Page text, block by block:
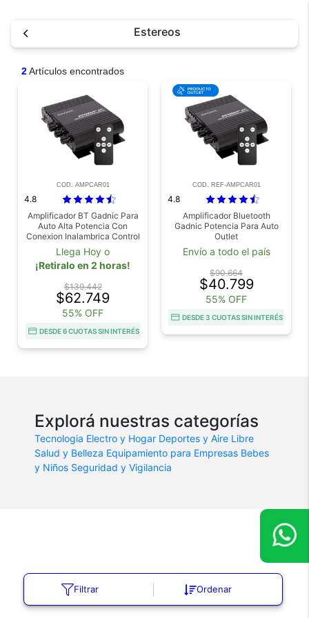
Estereos
2Artículos encontrados
Filtrar Ordenar
COD. AMPCAR01
4.8
Amplificador BT Gadnic Para
Auto Alta Potencia Con
Conexion Inalambrica Control
Remoto Para Sistema De
Audio
Llega Hoy o
¡Retiralo en 2 horas!
$139.442
$62.749
55% OFF
DESDE 6 CUOTAS SIN INTERÉS
COD. REF-AMPCAR01
4.8
Amplificador Bluetooth
Gadnic Potencia Para Auto
Outlet
Envío a todo el país
$90.664
$40.799
55% OFF
DESDE 3 CUOTAS SIN INTERÉS
Explorá nuestras categorías
Tecnologia Electro y Hogar Deportes y Aire Libre
Salud y Belleza Equipamiento para Empresas Bebes
y Niños Seguridad y Vigilancia